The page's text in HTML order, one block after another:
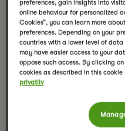
Kanelbolle
Latte
5 mins
preferences, gain insights into
online behaviour for personalized
Cookies”, you can learn more
preferences. Depending on your
countries with a lower level of
may have easier access to your
oppose such access. By clicking
cookies as described in this cookie
privatliv